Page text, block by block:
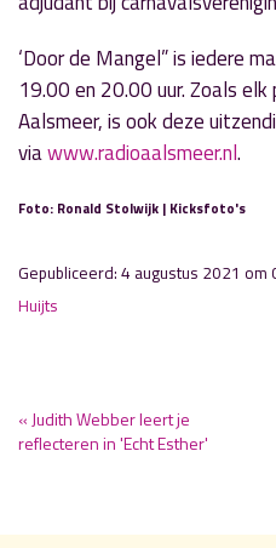
‘Door de Mangel” is iedere
19.00 en 20.00 uur. Zoals
Aalsmeer, is ook deze
viawww.radioaalsmeer.nl.
Foto: Ronald Stolwijk | Kicksfoto's
Gepubliceerd: 4 augustus 2021
Huijts
« Judith Webber leert je
reflecteren in 'Echt Esther'